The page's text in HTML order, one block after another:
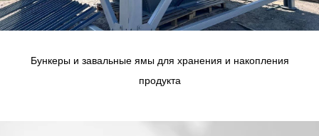
Бункеры и завальные ямы для хранения и накопления
продукта